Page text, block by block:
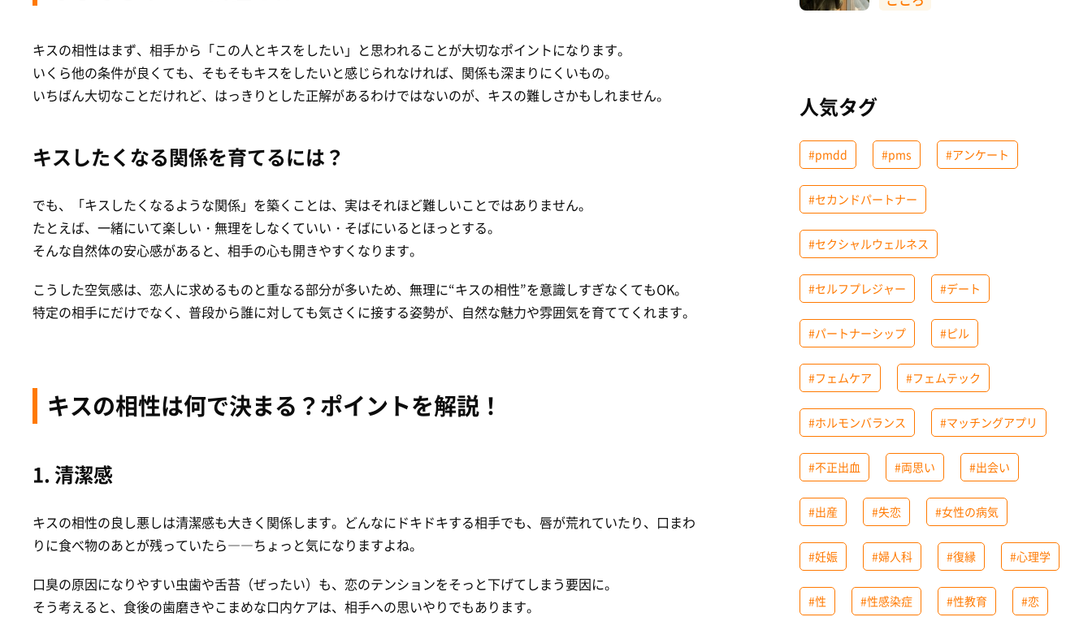
キスの相性はまず、相手から「この人とキスをしたい」と思われることが大切なポイントになります。
いくら他の条件が良くても、そもそもキスをしたいと感じられなければ、関係も深まりにくいもの。
いちばん大切なことだけれど、はっきりとした正解があるわけではないのが、キスの難しさかもしれません。
キスしたくなる関係を育てるには？
でも、「キスしたくなるような関係」を築くことは、実はそれほど難しいことではありません。
たとえば、一緒にいて楽しい・無理をしなくていい・そばにいるとほっとする。
そんな自然体の安心感があると、相手の心も開きやすくなります。
こうした空気感は、恋人に求めるものと重なる部分が多いため、無理に“キスの相性”を意識しすぎなくてもOK。
特定の相手にだけでなく、普段から誰に対しても気さくに接する姿勢が、自然な魅力や雰囲気を育ててくれます。
キスの相性は何で決まる？ポイントを解説！
1. 清潔感
キスの相性の良し悪しは清潔感も大きく関係します。どんなにドキドキする相手でも、唇が荒れていたり、口まわ
りに食べ物のあとが残っていたら――ちょっと気になりますよね。
口臭の原因になりやすい虫歯や舌苔（ぜったい）も、恋のテンションをそっと下げてしまう要因に。
そう考えると、食後の歯磨きやこまめな口内ケアは、相手への思いやりでもあります。
人気タグ
#pmdd #pms #アンケート
#セカンドパートナー
#セクシャルウェルネス
#セルフプレジャー #デート
#パートナーシップ #ピル
#フェムケア #フェムテック
#ホルモンバランス #マッチングアプリ
#不正出血 #両思い #出会い
#出産 #失恋 #女性の病気
#妊娠 #婦人科 #復縁 #心理学
#性 #性感染症 #性教育 #恋